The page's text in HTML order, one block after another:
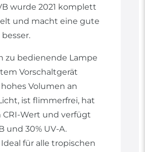
wurde 2021 komplett
und macht eine gute
zu bedienende Lampe
Vorschaltgerät
Volumen an
ist flimmerfrei, hat
Wert und verfügt
und 30% UV-A.
für alle tropischen